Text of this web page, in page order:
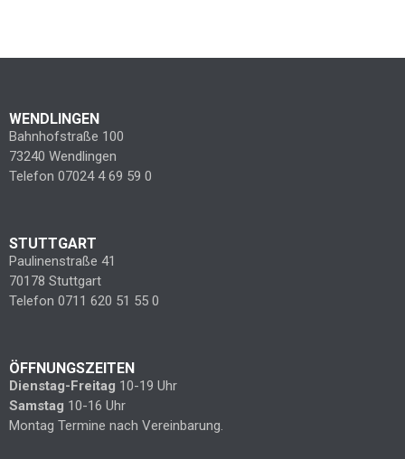
WENDLINGEN
Bahnhofstraße 100
73240 Wendlingen
Telefon 07024 4 69 59 0
STUTTGART
Paulinenstraße 41
70178 Stuttgart
Telefon 0711 620 51 55 0
ÖFFNUNGSZEITEN
Dienstag-Freitag 10-19 Uhr
Samstag 10-16 Uhr
Montag Termine nach Vereinbarung.